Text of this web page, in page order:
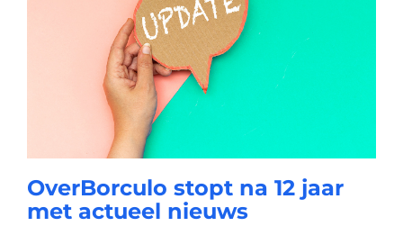
OverBorculo stopt na 12 jaar
met actueel nieuws